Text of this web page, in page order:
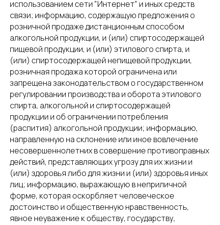
использованием сети "Интернет" и иных средств
связи; информацию, содержащую предложения о
розничной продаже дистанционным способом
алкогольной продукции, и (или) спиртосодержащей
пищевой продукции, и (или) этилового спирта, и
(или) спиртосодержащей непищевой продукции,
розничная продажа которой ограничена или
запрещена законодательством о государственном
регулировании производства и оборота этилового
спирта, алкогольной и спиртосодержащей
продукции и об ограничении потребления
(распития) алкогольной продукции; информацию,
направленную на склонение или иное вовлечение
несовершеннолетних в совершение противоправных
действий, представляющих угрозу для их жизни и
(или) здоровья либо для жизни и (или) здоровья иных
лиц; информацию, выражающую в неприличной
форме, которая оскорбляет человеческое
достоинство и общественную нравственность,
явное неуважение к обществу, государству,